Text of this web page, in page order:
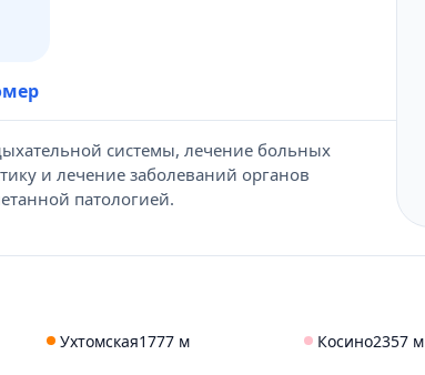
системы, лечение больных
и лечение заболеваний органов
патологией.
Ухтомская1777 м Косино2357 м